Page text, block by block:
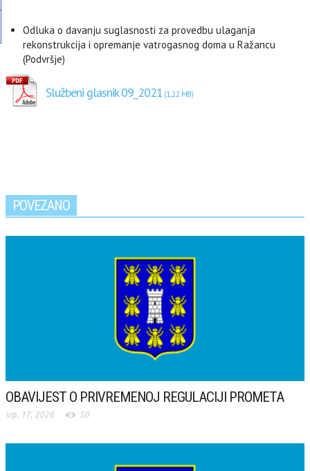
Odluka o davanju suglasnosti za provedbu ulaganja
rekonstrukcija i opremanje vatrogasnog doma u Ražancu
(Podvršje)
Službeni glasnik 09_2021
POVEZANO
OBAVIJEST O PRIVREMENOJ REGULACIJI PROMETA
srp. 17, 2026 50